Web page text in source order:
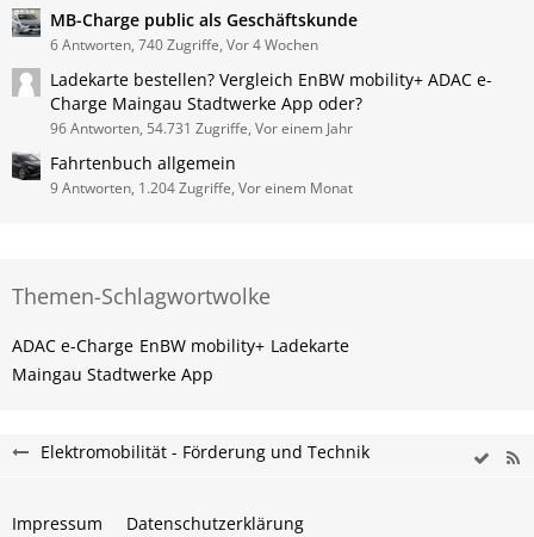
MB-Charge public als Geschäftskunde
6 Antworten, 740 Zugriffe, Vor 4 Wochen
Ladekarte bestellen? Vergleich EnBW mobility+ ADAC e-
Charge Maingau Stadtwerke App oder?
96 Antworten, 54.731 Zugriffe, Vor einem Jahr
Fahrtenbuch allgemein
9 Antworten, 1.204 Zugriffe, Vor einem Monat
Themen-Schlagwortwolke
ADAC e-Charge EnBW mobility+ Ladekarte
Maingau Stadtwerke App
Elektromobilität - Förderung und Technik
Impressum Datenschutzerklärung